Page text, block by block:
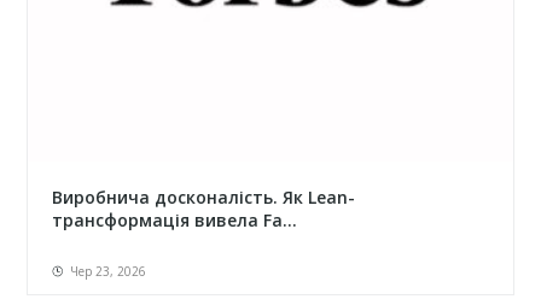
Виробнича досконалість. Як Lean-
трансформація вивела Fa...
Чер 23, 2026